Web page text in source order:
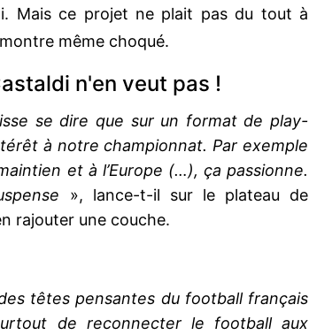
Mais ce projet ne plait pas du tout à
même choqué.
n'en veut pas !
se dire que sur un format de play-
à notre championnat. Par exemple
et à l’Europe (…), ça passionne.
», lance-t-il sur le plateau de
rajouter une couche.
têtes pensantes du football français
de reconnecter le football aux